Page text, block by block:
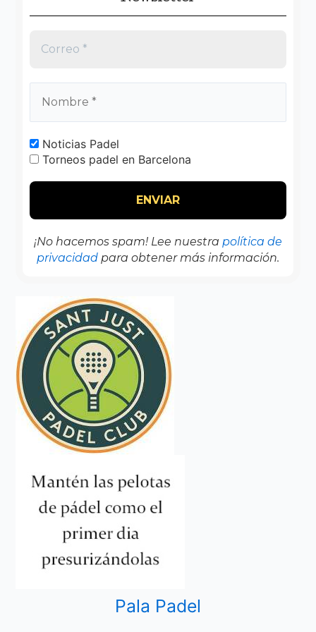
Noticias Padel
Torneos padel en Barcelona
¡No hacemos spam! Lee nuestra política de
privacidad para obtener más información.
Pala Padel